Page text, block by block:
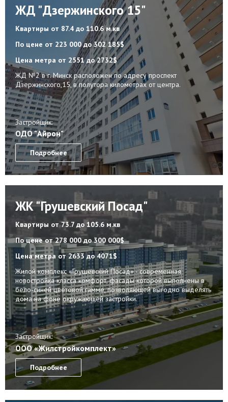
ЖД "Дзержинского 15"
Квартиры от 87.4 до 110.6 м.кв
По цене от 223 000 до 302 185$
Цена метра от 2551 до 2732$
ЖД №2 в г. Минск расположен по адресу проспект
Дзержинского,15, в полутора километрах от центра.
Застройщик:
ОДО "Айрон"
Подробнее
ЖК "Грушевский Посад"
Квартиры от 73.7 до 105.6 м.кв
По ценеот 278 000 до 300 000$
Цена метра от 2633 до 4071$
Жилой комплекс «Грушевский Посад» - современная
новостройка класса комфорт, фасады которой выполнены в
бело-синей цветовой гамме, позволяющей выгодно выделять
дома на фоне окружающей застройки.
Застройщик:
ООО «Жилстройкомплект»
Подробнее